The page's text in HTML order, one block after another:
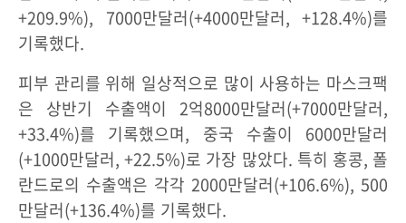
+209.9%), 7000만달러(+4000만달러, +128.4%)를
기록했다.
피부 관리를 위해 일상적으로 많이 사용하는 마스크팩
은 상반기 수출액이 2억8000만달러(+7000만달러,
+33.4%)를 기록했으며, 중국 수출이 6000만달러
(+1000만달러, +22.5%)로 가장 많았다. 특히 홍콩, 폴
란드로의 수출액은 각각 2000만달러(+106.6%), 500
만달러(+136.4%)를 기록했다.